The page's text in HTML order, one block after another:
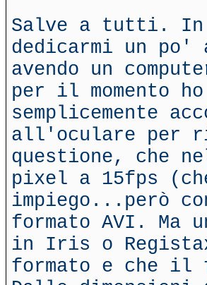
Salve a tutti. In
dedicarmi un
avendo un
per il momento
semplicemente
all'oculare per
questione, che
pixel a 15fps
impiego...però
formato AVI.
in Iris o
formato e che il